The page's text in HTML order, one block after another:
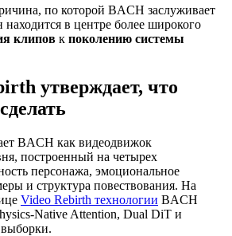
по которой BACH заслуживает
в центре более широкого
клипов к поколению системы
утверждает, что
BACH как видеодвижок
построенный на четырех
персонажа, эмоциональное
и структура повествования. На
Video Rebirth технологии BACH
Native Attention, Dual DiT и
выборки.